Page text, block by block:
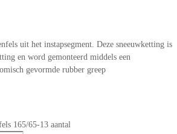
uit het instapsegment. Deze sneeuwketting is
en word gemonteerd middels een
gevormde rubber greep
165/65-13 aantal